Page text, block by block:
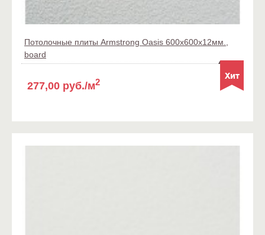
Потолочные плиты Armstrong Oasis 600x600x12мм.,
board
277,00 руб./м2